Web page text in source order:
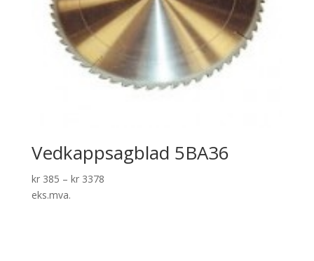
Vedkappsagblad 5BA36
kr385 – kr3378
eks.mva.